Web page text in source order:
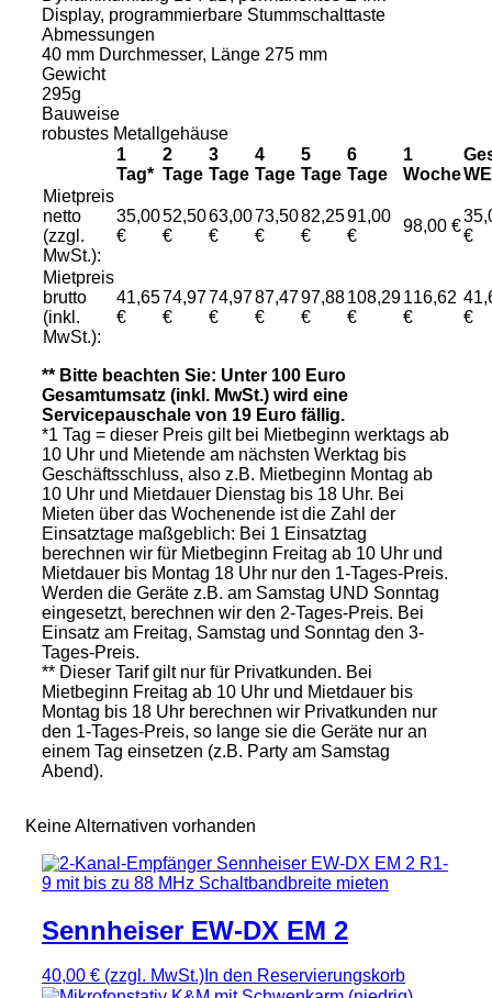
Display, programmierbare Stummschalttaste
Abmessungen
40 mm Durchmesser, Länge 275 mm
Gewicht
295g
Bauweise
robustes Metallgehäuse
1
Tag*
2
Tage
3
Tage
4
Tage
5
Tage
6
Tage
1
Woche
Mietpreis
netto
(zzgl.
MwSt.):
35,00
€
52,50
€
63,00
€
73,50
€
82,25
€
91,00
€
98,00 €
€
Mietpreis
brutto
(inkl.
MwSt.):
41,65
€
74,97
€
74,97
€
87,47
€
97,88
€
108,29
€
116,62
€
€
** Bitte beachten Sie: Unter 100 Euro
Gesamtumsatz (inkl. MwSt.) wird eine
Servicepauschale von 19 Euro fällig.
*1 Tag = dieser Preis gilt bei Mietbeginn werktags ab
10 Uhr und Mietende am nächsten Werktag bis
Geschäftsschluss, also z.B. Mietbeginn Montag ab
10 Uhr und Mietdauer Dienstag bis 18 Uhr. Bei
Mieten über das Wochenende ist die Zahl der
Einsatztage maßgeblich: Bei 1 Einsatztag
berechnen wir für Mietbeginn Freitag ab 10 Uhr und
Mietdauer bis Montag 18 Uhr nur den 1-Tages-Preis.
Werden die Geräte z.B. am Samstag UND Sonntag
eingesetzt, berechnen wir den 2-Tages-Preis. Bei
Einsatz am Freitag, Samstag und Sonntag den 3-
Tages-Preis.
** Dieser Tarif gilt nur für Privatkunden. Bei
Mietbeginn Freitag ab 10 Uhr und Mietdauer bis
Montag bis 18 Uhr berechnen wir Privatkunden nur
den 1-Tages-Preis, so lange sie die Geräte nur an
einem Tag einsetzen (z.B. Party am Samstag
Abend).
Keine Alternativen vorhanden
Sennheiser EW-DX EM 2
40,00 € (zzgl. MwSt.) In den Reservierungskorb